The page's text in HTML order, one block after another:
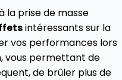
la prise de masse
intéressants sur la
vos performances lors
vous permettant de
de brûler plus de